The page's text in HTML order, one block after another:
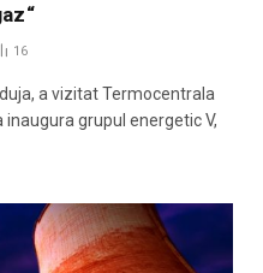
16
a vizitat Termocentrala
inaugura grupul energetic V,